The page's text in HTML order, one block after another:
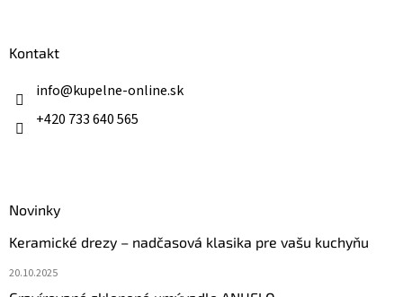
i
Kontakt
info@kupelne-online.sk
+420 733 640 565
Novinky
Keramické drezy – nadčasová klasika pre vašu kuchyňu
20.10.2025